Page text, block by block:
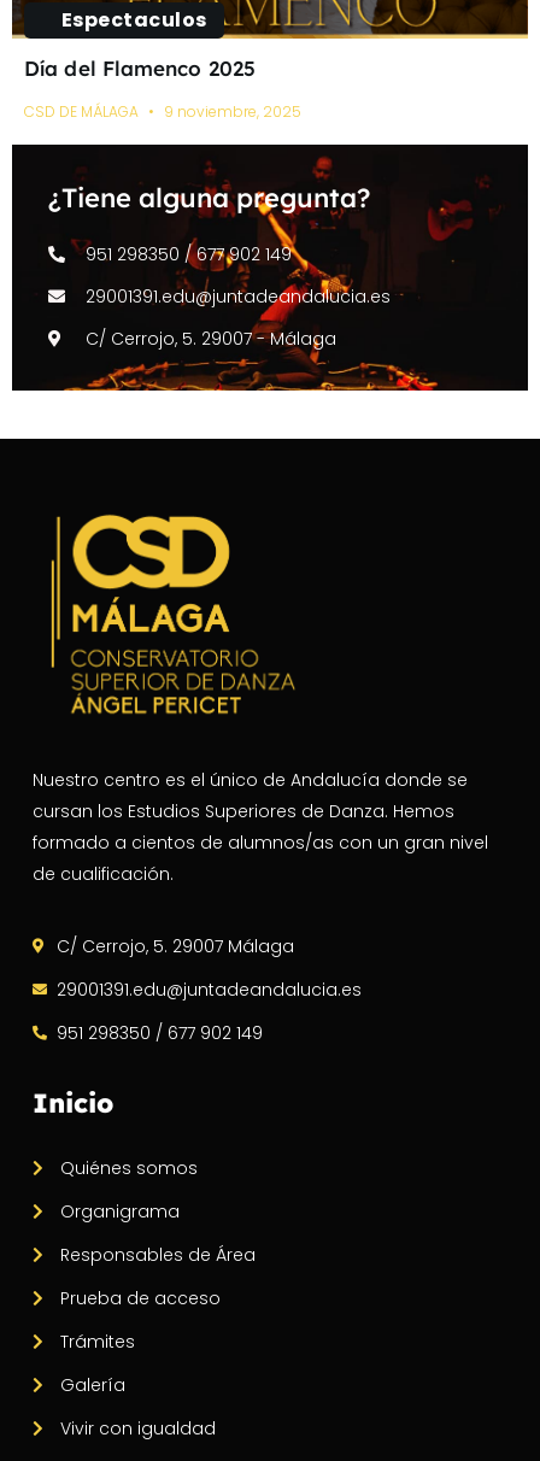
Espectaculos
Día del Flamenco 2025
CSD DE MÁLAGA 9 noviembre, 2025
¿Tiene alguna pregunta?
951 298350 / 677 902 149
29001391.edu@juntadeandalucia.es
C/ Cerrojo, 5. 29007 - Málaga
Nuestro centro es el único de Andalucía donde se
cursan los Estudios Superiores de Danza. Hemos
formado a cientos de alumnos/as con un gran nivel
de cualificación.
C/ Cerrojo, 5. 29007 Málaga
29001391.edu@juntadeandalucia.es
951 298350 / 677 902 149
Inicio
Quiénes somos
Organigrama
Responsables de Área
Prueba de acceso
Trámites
Galería
Vivir con igualdad